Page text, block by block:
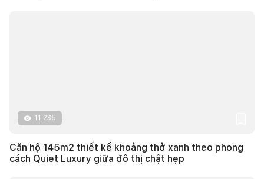
11.235
Căn hộ 145m2 thiết kế khoảng thở xanh theo phong
cách Quiet Luxury giữa đô thị chật hẹp